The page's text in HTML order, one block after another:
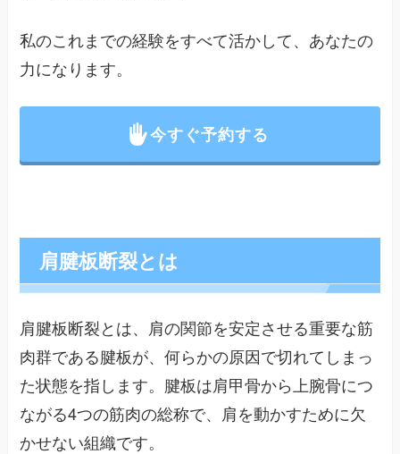
私のこれまでの経験をすべて活かして、あなたの
力になります。
今すぐ予約する
肩腱板断裂とは
肩腱板断裂とは、肩の関節を安定させる重要な筋
肉群である腱板が、何らかの原因で切れてしまっ
た状態を指します。腱板は肩甲骨から上腕骨につ
ながる4つの筋肉の総称で、肩を動かすために欠
かせない組織です。